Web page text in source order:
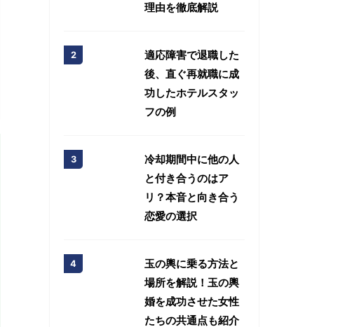
理由を徹底解説
適応障害で退職した
後、直ぐ再就職に成
功したホテルスタッ
フの例
冷却期間中に他の人
と付き合うのはア
リ？本音と向き合う
恋愛の選択
玉の輿に乗る方法と
場所を解説！玉の輿
婚を成功させた女性
たちの共通点も紹介